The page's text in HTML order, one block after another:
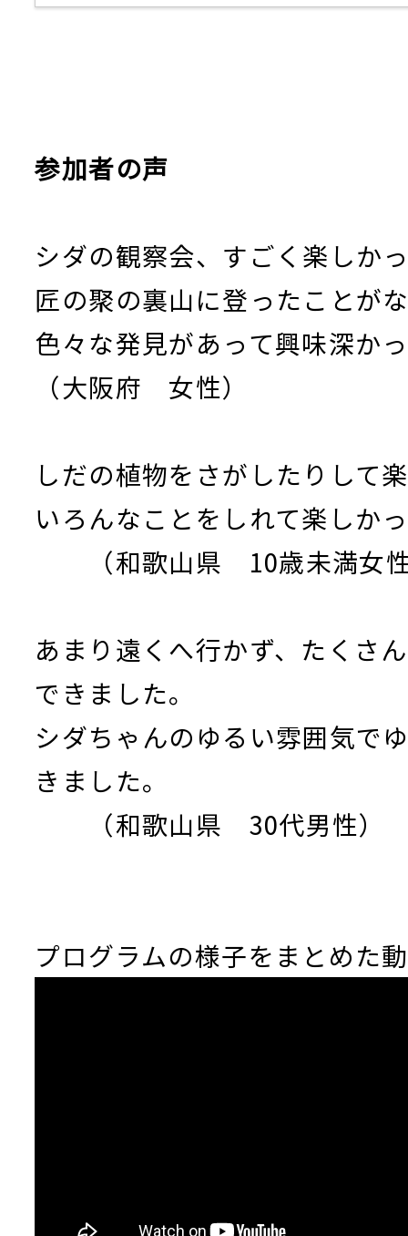
参加者の声
シダの観察会、すごく楽しか
匠の聚の裏山に登ったことが
色々な発見があって興味深か
（大阪府 女性）
しだの植物をさがしたりして
いろんなことをしれて楽しか
（和歌山県 10歳未満女
あまり遠くへ行かず、たくさ
できました。
シダちゃんのゆるい雰囲気で
きました。
（和歌山県 30代男性）
プログラムの様子をまとめた